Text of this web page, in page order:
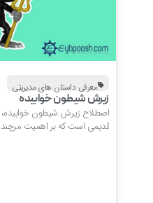
معرفی داستان های مدیریتی
زیرش شیطون خوابیده
اصطلاح زیرش شیطون خوابیده،
قدیمی است که بر اهمیت مرچندایزینگ